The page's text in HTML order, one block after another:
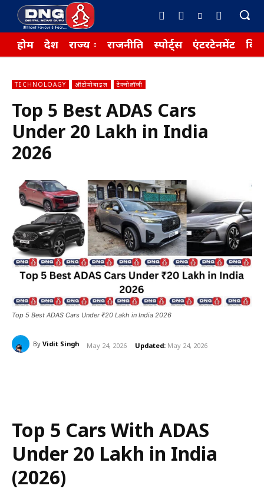
होम देश राज्य राजनीति स्पोर्ट्स एंटरटेनमेंट
TECHNOLOAGY ऑटोमोबाइल टेक्नोलॉजी
Top 5 Best ADAS Cars
Under ₹20 Lakh in India
2026
Top 5 Best ADAS Cars Under ₹20 Lakh in India 2026
By Vidit Singh May 24, 2026 Updated: May 24, 2026
Top 5 Cars With ADAS
Under ₹20 Lakh in India
(2026)